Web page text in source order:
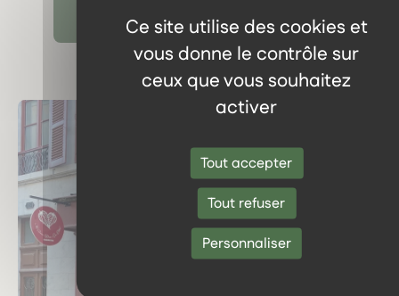
Ce site utilise des cookies et
vous donne le contrôle sur
ceux que vous souhaitez
activer
Tout accepter
Tout refuser
Personnaliser